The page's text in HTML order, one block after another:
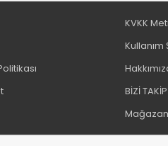
(378)
(301)
KVKK
Kullanım
BİZİ